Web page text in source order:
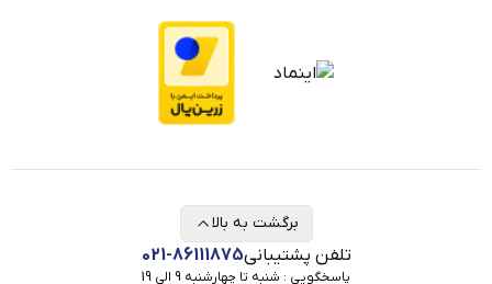
تلفن پشتیبانی021-86111875
پاسخگویی : شنبه تا چهارشنبه 9 الی 19
برگشت به بالا